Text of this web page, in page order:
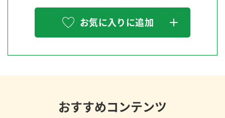
お気に入りに追加
おすすめコンテンツ